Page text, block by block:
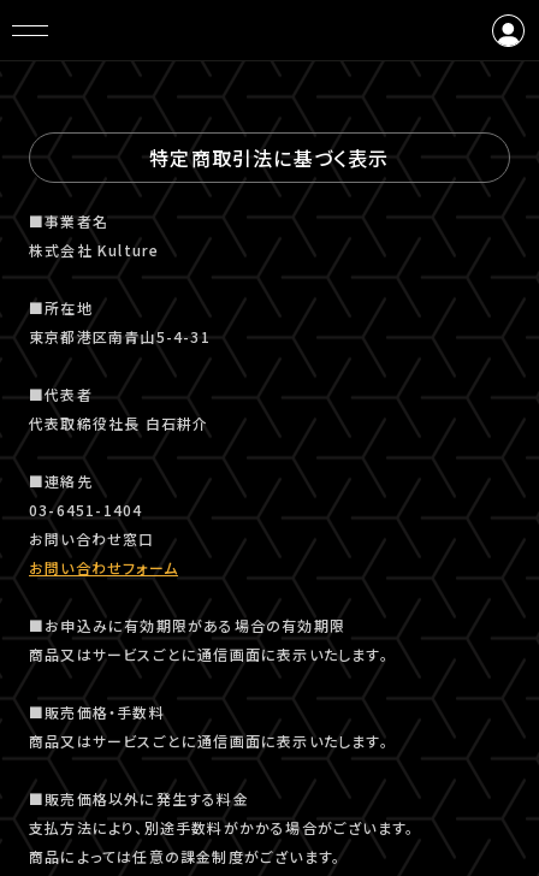
会員登録
特定商取引法に基づく表示
■事業者名
株式会社 Kulture
■所在地
東京都港区南青山5-4-31
■代表者
代表取締役社長 白石耕介
■連絡先
03-6451-1404
お問い合わせ窓口
お問い合わせフォーム
■お申込みに有効期限がある場合の有効期限
商品又はサービスごとに通信画面に表示いたします。
■販売価格・手数料
商品又はサービスごとに通信画面に表示いたします。
■販売価格以外に発生する料金
支払方法により、別途手数料がかかる場合がございます。
商品によっては任意の課金制度がございます。